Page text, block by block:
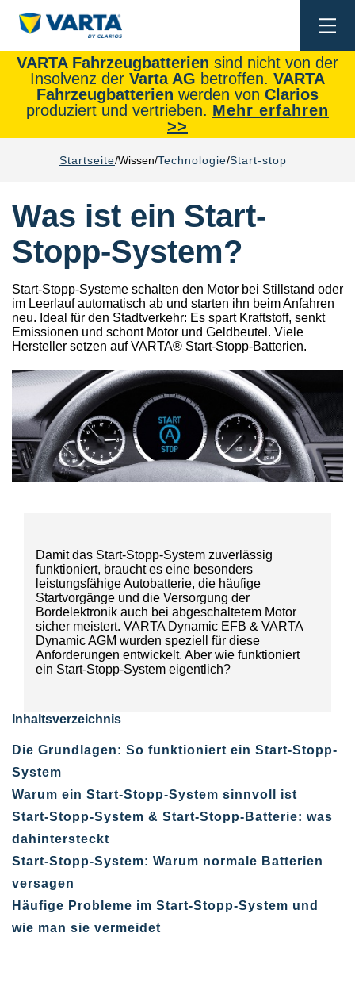
VARTA Fahrzeugbatterien sind nicht von der
Insolvenz der Varta AG betroffen. VARTA
Fahrzeugbatterien werden von Clarios
produziert und vertrieben. Mehr erfahren
>>
Startseite Wissen Technologie Start-stop
Was ist ein Start-
Stopp-System?
Start-Stopp-Systeme schalten den Motor bei Stillstand oder
im Leerlauf automatisch ab und starten ihn beim Anfahren
neu. Ideal für den Stadtverkehr: Es spart Kraftstoff, senkt
Emissionen und schont Motor und Geldbeutel. Viele
Hersteller setzen auf VARTA® Start-Stopp-Batterien.
Damit das Start-Stopp-System zuverlässig
funktioniert, braucht es eine besonders
leistungsfähige Autobatterie, die häufige
Startvorgänge und die Versorgung der
Bordelektronik auch bei abgeschaltetem Motor
sicher meistert. VARTA Dynamic EFB & VARTA
Dynamic AGM wurden speziell für diese
Anforderungen entwickelt. Aber wie funktioniert
ein Start-Stopp-System eigentlich?
Inhaltsverzeichnis
Die Grundlagen: So funktioniert ein Start-Stopp-
System
Warum ein Start-Stopp-System sinnvoll ist
Start-Stopp-System & Start-Stopp-Batterie: was
dahintersteckt
Start-Stopp-System: Warum normale Batterien
versagen
Häufige Probleme im Start-Stopp-System und
wie man sie vermeidet